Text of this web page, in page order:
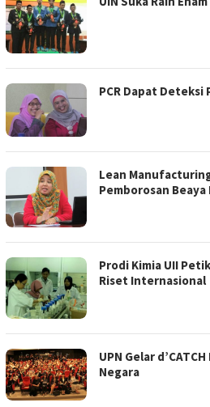
PCR Dapat
Lean
Pemborosan
Prodi Kimia UII
Riset Internasional
UPN Gelar
Negara